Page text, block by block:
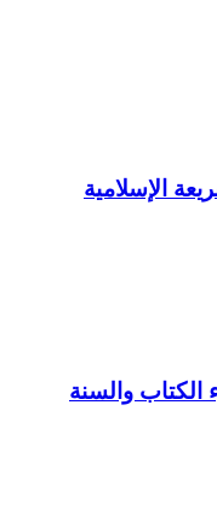
الإسلامية
والسنة